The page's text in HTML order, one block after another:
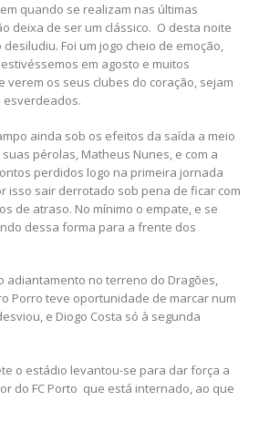
quando se realizam nas últimas
deixa de ser um clássico. O desta noite
Foi um jogo cheio de emoção,
em agosto e muitos
verem os seus clubes do coração, sejam
esverdeados.
ainda sob os efeitos da saída a meio
pérolas, Matheus Nunes, e com a
perdidos logo na primeira jornada
isso sair derrotado sob pena de ficar com
de atraso. No mínimo o empate, e se
dessa forma para a frente dos
adiantamento no terreno do Dragões,
Porro teve oportunidade de marcar num
e Diogo Costa só à segunda
o estádio levantou-se para dar força a
do FC Porto que está internado, ao que